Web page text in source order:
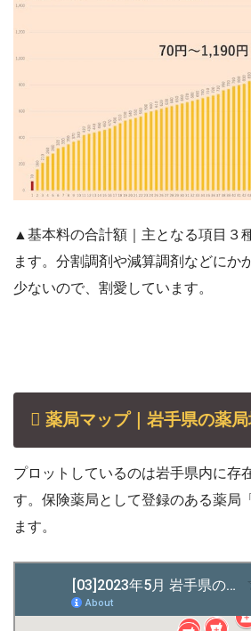
▲基本料の合計額｜主となる項目３
ます。分割調剤や減算調剤などにか
少ないので、割愛しています。
薬局マップ｜岩手県の薬局
プロットしているのは岩手県内に存
す。保険薬局として登録のある薬局
ます。